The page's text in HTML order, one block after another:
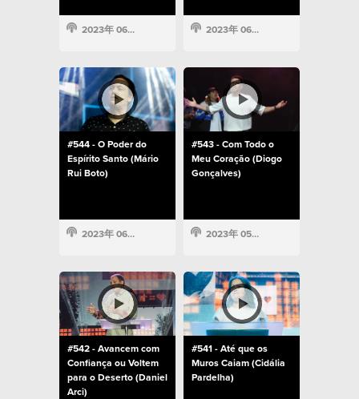
2023年 06月 5日 2023年 06月 2日
#544 - O Poder do
Espírito Santo (Mário
Rui Boto)
2023年 06月 2日
#543 - Com Todo o
Meu Coração (Diogo
Gonçalves)
2023年 05月 22日
#542 - Avancem com
Confiança ou Voltem
para o Deserto (Daniel
Arci)
#541 - Até que os
Muros Caiam (Cidália
Pardelha)